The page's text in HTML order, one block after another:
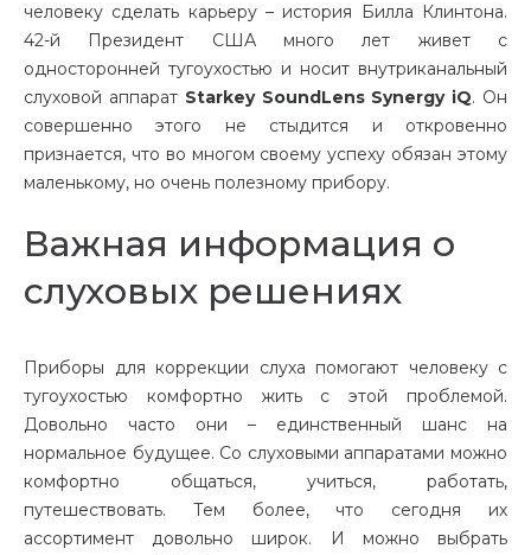
человеку сделать карьеру – история Билла Клинтона.
42-й Президент США много лет живет с
односторонней тугоухостью и носит внутриканальный
слуховой аппарат Starkey SoundLens Synergy iQ. Он
совершенно этого не стыдится и откровенно
признается, что во многом своему успеху обязан этому
маленькому, но очень полезному прибору.
Важная информация о
слуховых решениях
Приборы для коррекции слуха помогают человеку с
тугоухостью комфортно жить с этой проблемой.
Довольно часто они – единственный шанс на
нормальное будущее. Со слуховыми аппаратами можно
комфортно общаться, учиться, работать,
путешествовать. Тем более, что сегодня их
ассортимент довольно широк. И можно выбрать